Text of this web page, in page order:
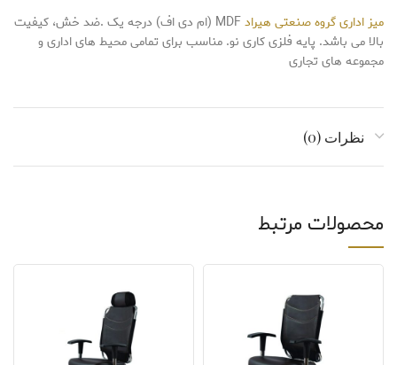
میز اداریگروه صنعتی هیراد
MDF (ام دی اف) درجه یک .ضد خش، کیفیت
بالا می باشد. پایه فلزی کاری نو. مناسب برای تمامی محیط های اداری و
مجموعه های تجاری
نظرات (0)
محصولات مرتبط